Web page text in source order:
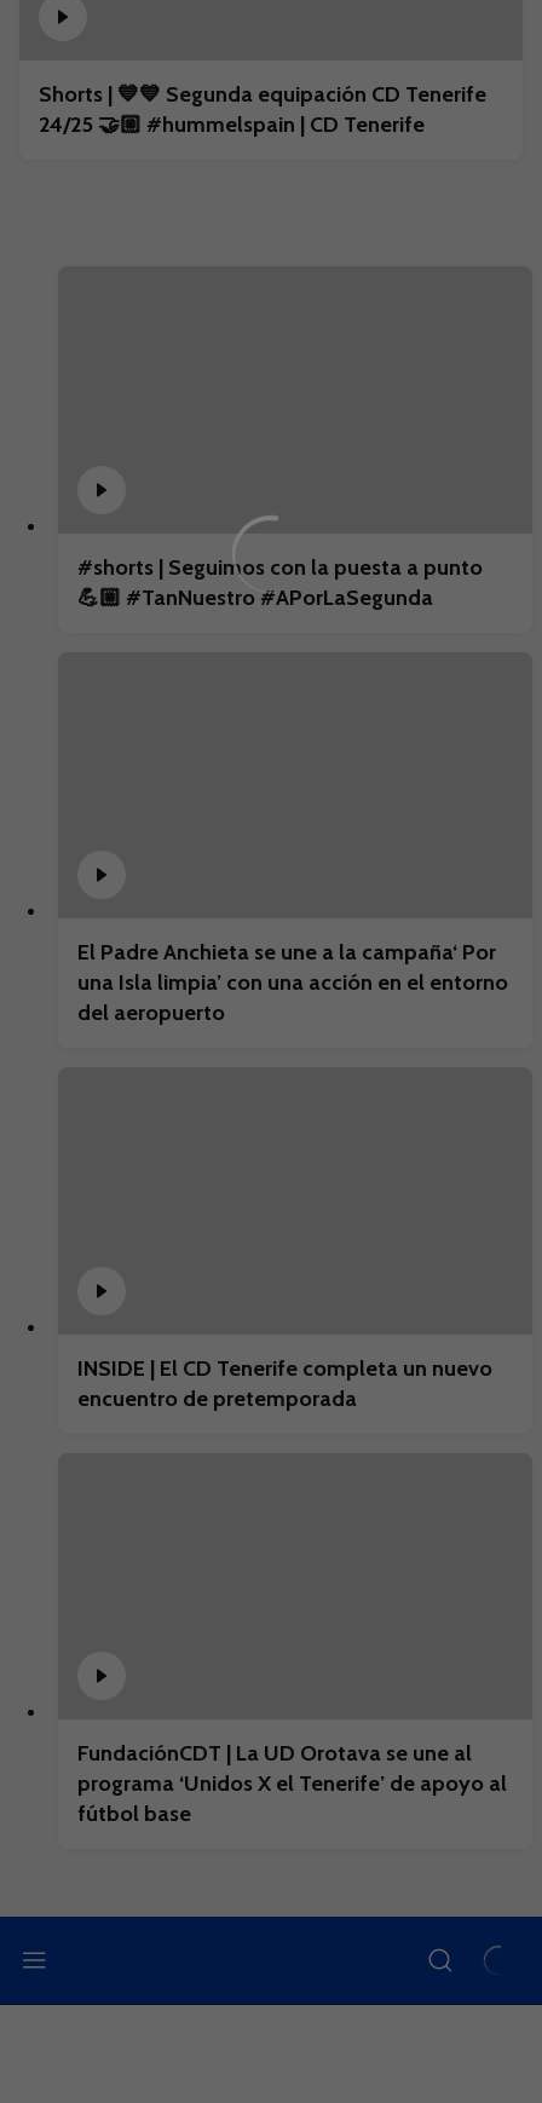
Shorts | 💙💙 Segunda equipación CD Tenerife
24/25 🤝🏼 #hummelspain | CD Tenerife
#shorts | Seguimos con la puesta a punto
💪🏼 #TanNuestro #APorLaSegunda
El Padre Anchieta se une a la campaña‘ Por
una Isla limpia’ con una acción en el entorno
del aeropuerto
INSIDE | El CD Tenerife completa un nuevo
encuentro de pretemporada
FundaciónCDT | La UD Orotava se une al
programa ‘Unidos X el Tenerife’ de apoyo al
fútbol base